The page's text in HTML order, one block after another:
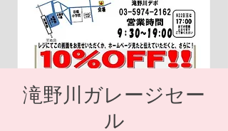
滝野川ガレージセー
ル